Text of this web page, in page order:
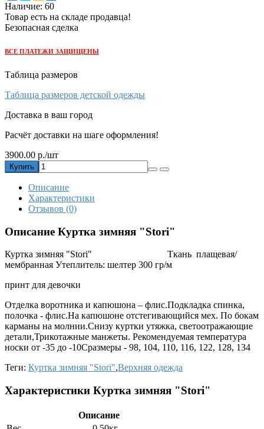
Наличие: 60
Товар есть на складе продавца!
Безопасная сделка
ВСЕ ПЛАТЕЖИ ЗАЩИЩЕНЫ
Таблица размеров
Таблица размеров детской одежды
Доставка в ваш город
Расчёт доставки на шаге оформления!
3900.00 р./шт
Купить
Описание
Характеристики
Отзывов (0)
Описание Куртка зимняя "Stori"
Куртка зимняя "Stori" Ткань плащевая/
мембранная Утеплитель: шелтер 300 гр/м
принт для девочки
Отделка воротника и капюшона – флис.Подкладка спинка,
полочка - флис.На капюшоне отстегивающийся мех. По бокам
карманы на молнии.Снизу куртки утяжка, светоотражающие
детали,Трикотажные манжеты. Рекомендуемая температура
носки от -35 до -10Сразмеры - 98, 104, 110, 116, 122, 128, 134
Теги: Куртка зимняя "Stori",Верхняя одежда
Характеристики Куртка зимняя "Stori"
Описание